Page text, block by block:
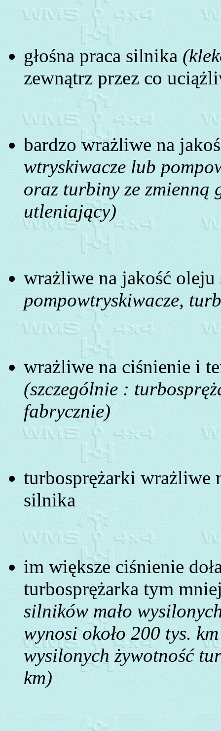
głośna praca silnika
zewnątrz przez co
bardzo wrażliwe na
wtryskiwacze lub
oraz turbiny ze
utleniający)
wrażliwe na jakość
pompowtryskiwacze,
wrażliwe na ciśnienie i
(szczególnie :
fabrycznie)
turbosprężarki wrażliwe
silnika
im większe ciśnienie
turbosprężarka tym
silników mało
wynosi około 200 tys.
wysilonych żywotność
km)